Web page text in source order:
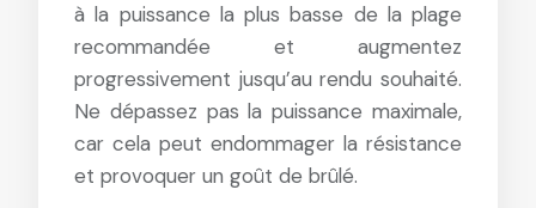
à la puissance la plus basse de la plage
recommandée et augmentez
progressivement jusqu’au rendu souhaité.
Ne dépassez pas la puissance maximale,
car cela peut endommager la résistance
et provoquer un goût de brûlé.